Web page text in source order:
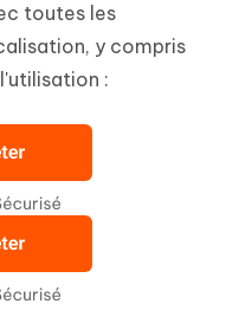
toutes les
y compris
: